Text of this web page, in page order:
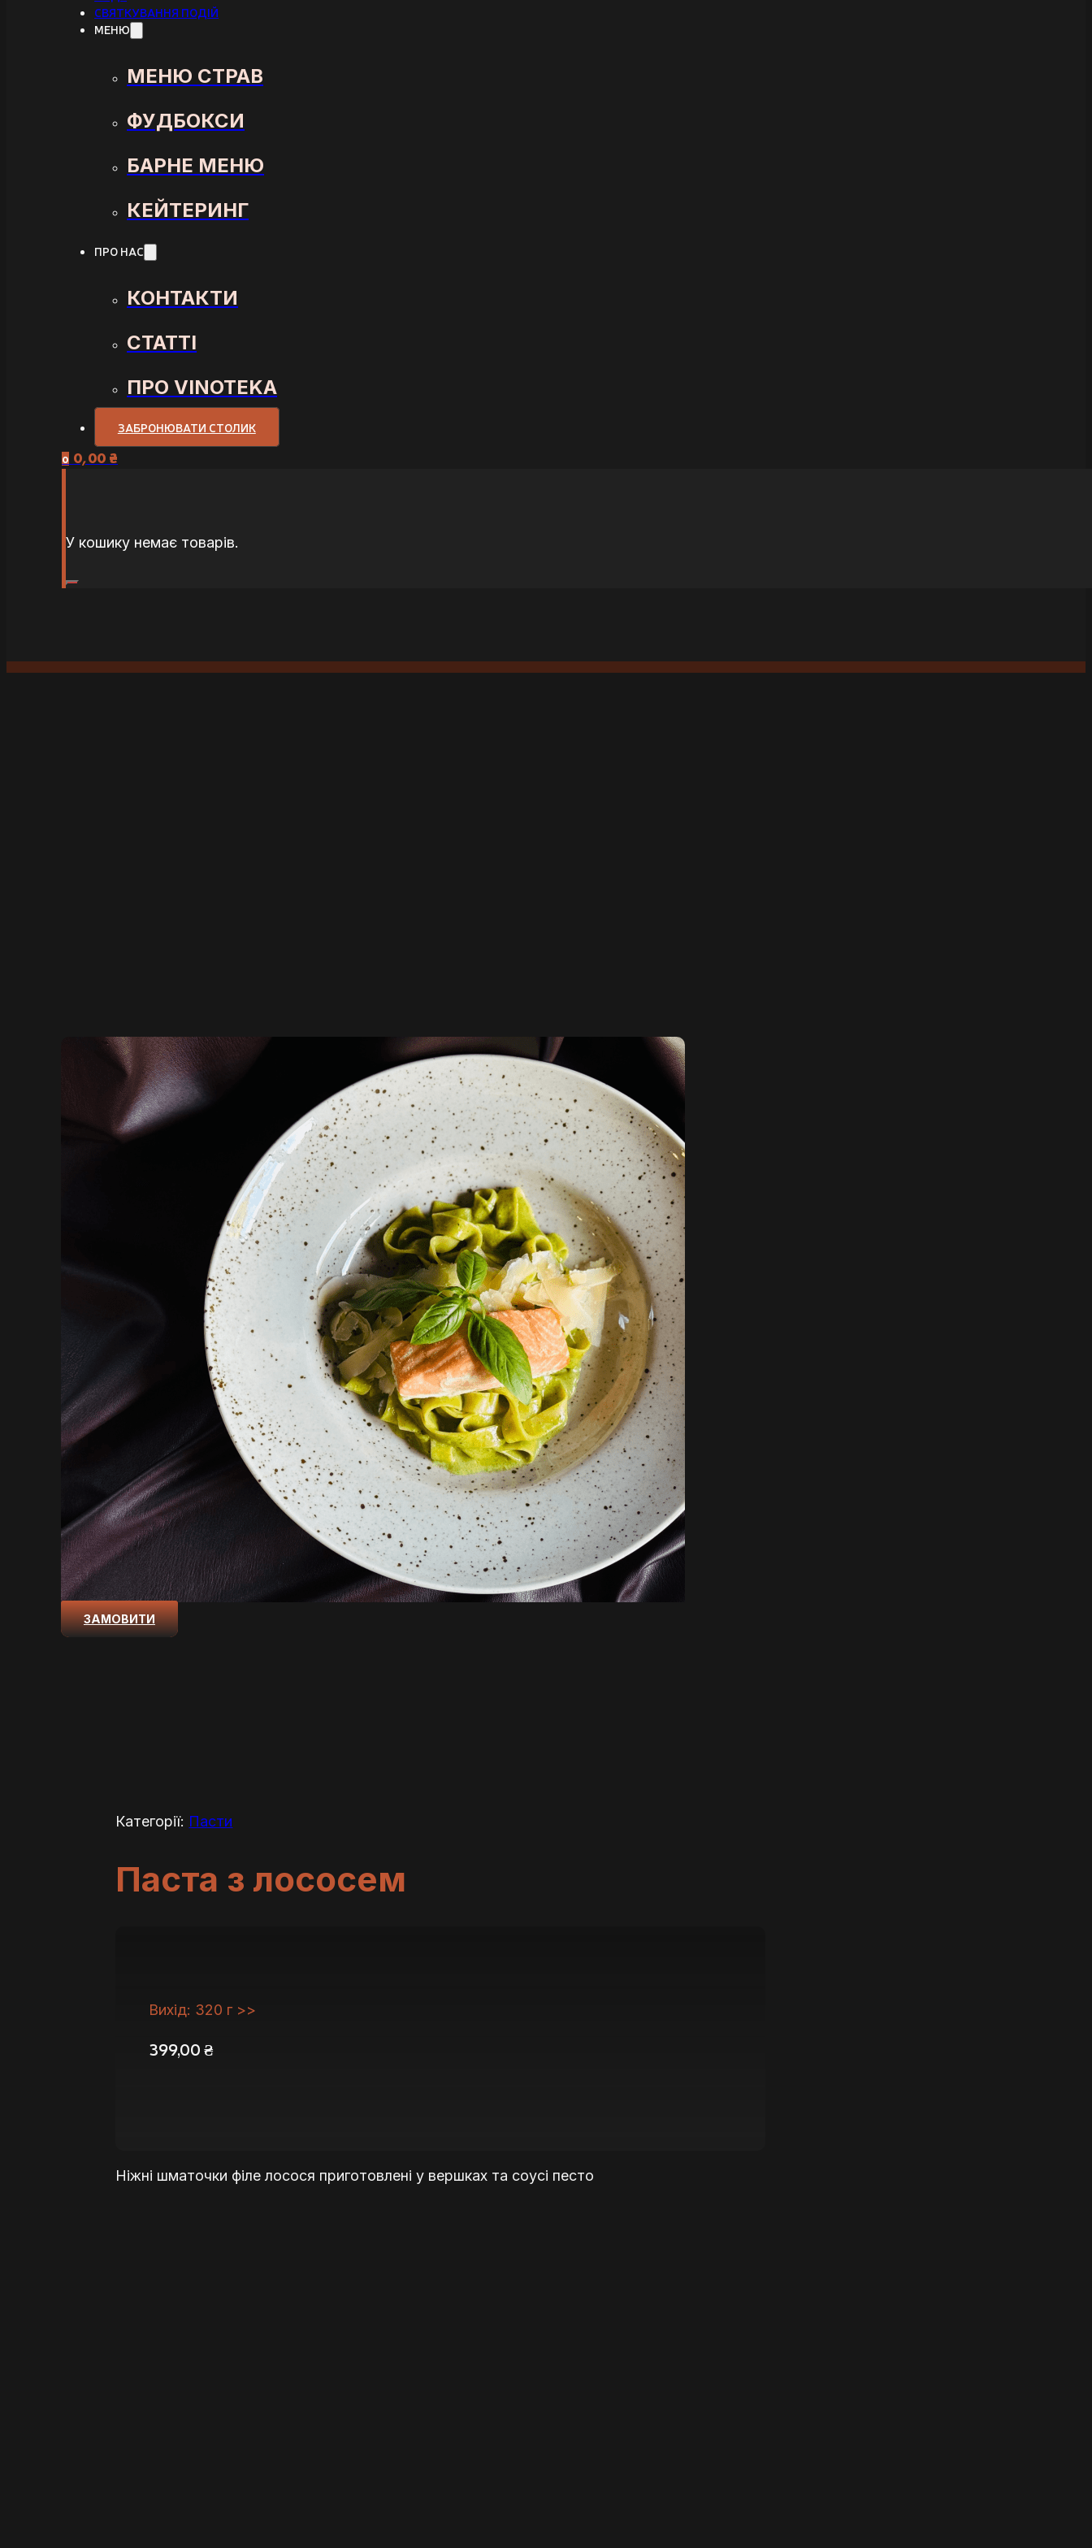
СВЯТКУВАННЯ ПОДІЙ
МЕНЮ
МЕНЮ СТРАВ
ФУДБОКСИ
БАРНЕ МЕНЮ
КЕЙТЕРИНГ
ПРО НАС
КОНТАКТИ
СТАТТІ
ПРО VINOTEKA
ЗАБРОНЮВАТИ СТОЛИК
0 0,00 ₴
У кошику немає товарів.
ЗАМОВИТИ
Категорії: Пасти
Паста з лососем
Вихід: 320 г >>
399,00₴
Ніжні шматочки філе лосося приготовлені у вершках та соусі песто